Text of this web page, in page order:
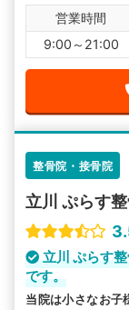
営業時間
9:00～21:00
整骨院・接骨院
立川 ぷらす
立川 ぷらす
です。
当院は小さなお子